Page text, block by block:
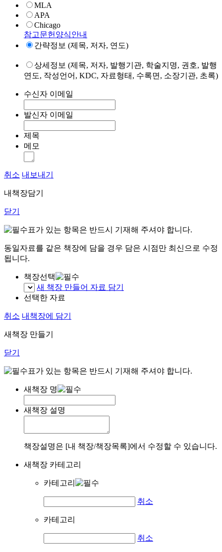
MLA
APA
Chicago
참고문헌양식안내
간략정보 (제목, 저자, 연도)
상세정보 (제목, 저자, 발행기관, 학술지명, 권호, 발행
연도, 작성언어, KDC, 자료형태, 수록면, 소장기관, 초록)
수신자 이메일
발신자 이메일
제목
메모
취소 내보내기
내책장담기
닫기
표가 있는 항목은 반드시 기재해 주셔야 합니다.
동일자료를 같은 책장에 담을 경우 담은 시점만 최신으로 수정
됩니다.
책장선택
새 책장 만들어 자료 담기
선택한 자료
취소 내책장에 담기
새책장 만들기
닫기
표가 있는 항목은 반드시 기재해 주셔야 합니다.
새책장 명
새책장 설명
책장설명은 [내 책장/책장목록]에서 수정할 수 있습니다.
새책장 카테고리
카테고리
취소
카테고리
취소